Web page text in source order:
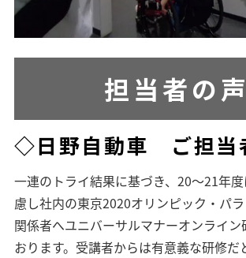
担当者の声
◇日野自動車 ご担当
一連のトライ結果に基づき、20～21年
慮し社内の東京2020オリンピック・パ
関係者へユニバーサルマナーオンライン
おります。受講者からは有意義な研修だ